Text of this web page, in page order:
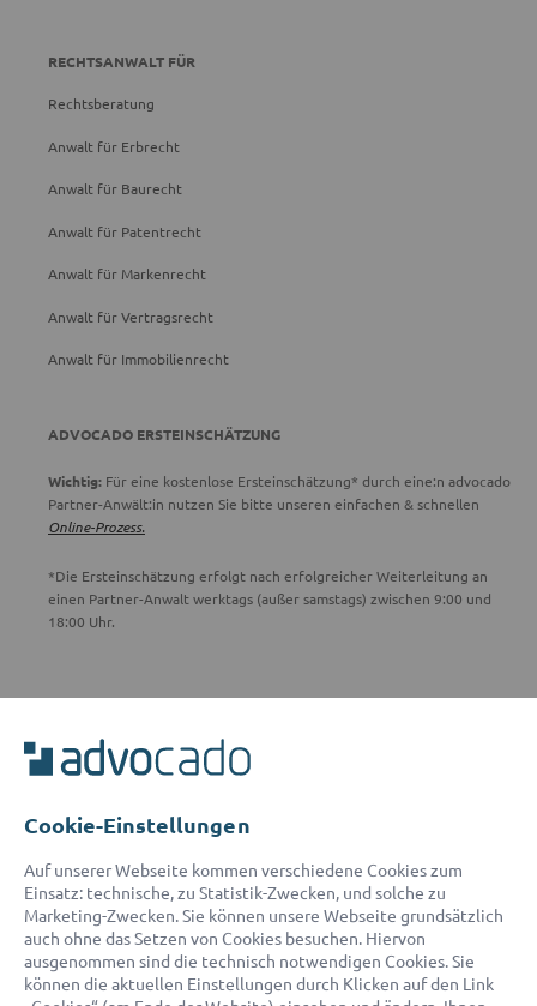
RECHTSANWALT FÜR
Rechtsberatung
Anwalt für Erbrecht
Anwalt für Baurecht
Anwalt für Patentrecht
Anwalt für Markenrecht
Anwalt für Vertragsrecht
Anwalt für Immobilienrecht
ADVOCADO ERSTEINSCHÄTZUNG
Wichtig: Für eine kostenlose Ersteinschätzung* durch eine:n advocado
Partner-Anwält:in nutzen Sie bitte unseren einfachen & schnellen
Online-Prozess.
*Die Ersteinschätzung erfolgt nach erfolgreicher Weiterleitung an
einen Partner-Anwalt werktags (außer samstags) zwischen 9:00 und
18:00 Uhr.
Unser Serviceteam ist von 8:00 bis 17:00 Uhr für Sie erreichbar.
E-Mail:
service@advocado.com
© 2026 advocado - einfach online den passenden Rechtsanwalt finden
Cookie-Einstellungen
Auf unserer Webseite kommen verschiedene Cookies zum
Einsatz: technische, zu Statistik-Zwecken, und solche zu
Marketing-Zwecken. Sie können unsere Webseite grundsätzlich
auch ohne das Setzen von Cookies besuchen. Hiervon
ausgenommen sind die technisch notwendigen Cookies. Sie
können die aktuellen Einstellungen durch Klicken auf den Link